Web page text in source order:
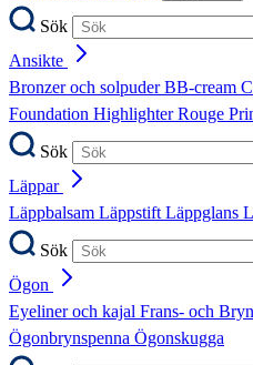
Sök
Ansikte
Bronzer och solpuderBB-cream
Foundation HighlighterRouge
Sök
Läppar
Läppbalsam LäppstiftLäppglans
Sök
Ögon
Eyeliner och kajal Frans- och
Ögonbrynspenna Ögonskugga